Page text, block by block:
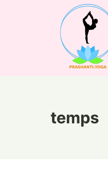
temps